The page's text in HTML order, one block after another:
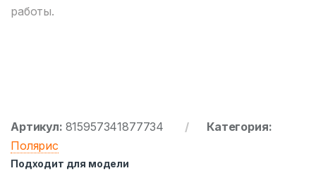
работы.
Артикул: 815957341877734
Категория:
Полярис
Подходит для модели